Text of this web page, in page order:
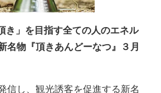
き」を目指す全ての人のエネル
名物『頂きあんどーなつ』３月
信し、観光誘客を促進する新名